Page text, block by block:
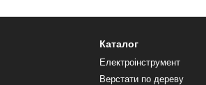
Каталог
Електроінструмент
Верстати по дереву